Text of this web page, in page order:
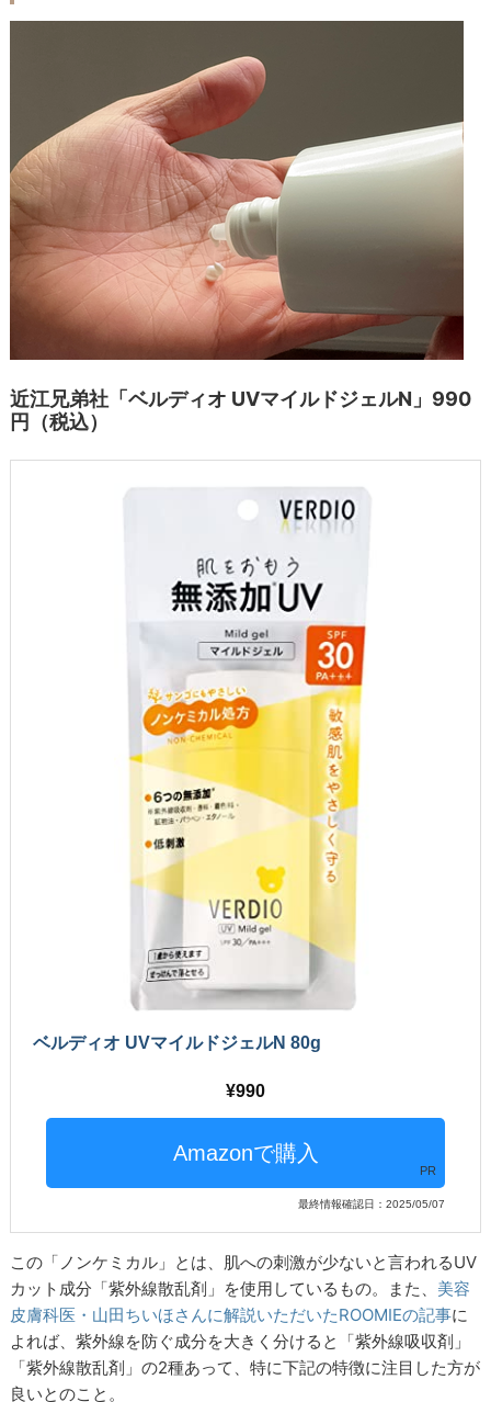
近江兄弟社「ベルディオ UVマイルドジェルN」990
円（税込）
ベルディオ UVマイルドジェルN 80g
990
PR
最終情報確認日：2025/05/07
この「ノンケミカル」とは、肌への刺激が少ないと言われるUV
カット成分「紫外線散乱剤」を使用しているもの。また、 美容
皮膚科医・山田ちいほさんに解説いただいたROOMIEの記事に
よれば、紫外線を防ぐ成分を大きく分けると「紫外線吸収剤」
「紫外線散乱剤」の2種あって、特に下記の特徴に注目した方が
良いとのこと。